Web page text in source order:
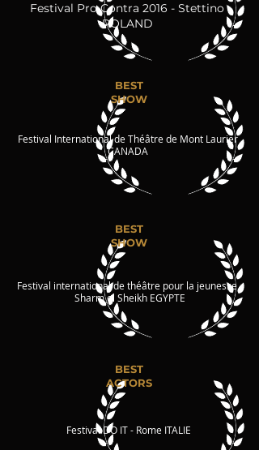
Festival Pro Contra 2016 - Stettino
POLAND
BEST
SHOW
Festival International de Théâtre de Mont Laurier
CANADA
BEST
SHOW
Festival international de théâtre pour la jeunesse -
Sharm el Sheikh EGYPTE
BEST
ACTORS
Festival DO IT - Rome ITALIE